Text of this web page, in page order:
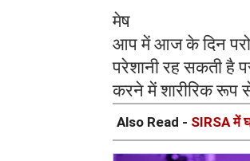
मेष
आप में आज के दिन
परेशानी रह सकती है
करने में शारीरिक रूप
Also Read - SIRSA में